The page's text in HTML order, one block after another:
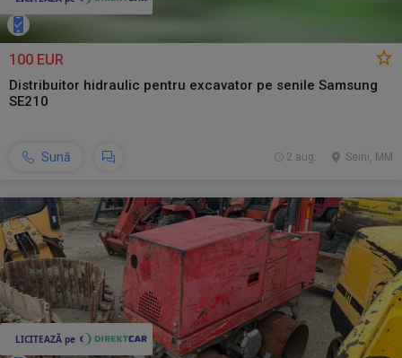
100 EUR
Distribuitor hidraulic pentru excavator pe senile Samsung
SE210
Sună Seini, MM
2 aug.